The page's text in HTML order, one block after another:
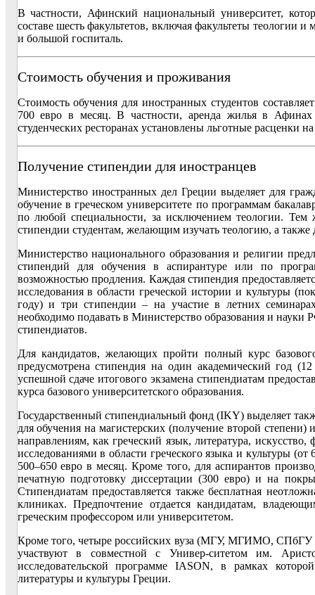
В частности, Афинский национальный университет,
составе шесть факультетов, включая факультеты теологии
и большой госпиталь.
Стоимость обучения и проживания
Стоимость обучения для иностранных студентов
700 евро в месяц. В частности, аренда жилья в
студенческих ресторанах установлены льготные расценки
Получение стипендии для иностранцев
Министерство иностранных дел Греции выделяет для
обучение в греческом университете по программам
по любой специальности, за исключением теологии. Тем
стипендии студентам, желающим изучать теологию, а
Министерство национального образования и религии
стипендий для обучения в аспирантуре или по
возможностью продления. Каждая стипендия
исследования в области греческой истории и культуры
году) и три стипендии – на участие в летних
необходимо подавать в Министерство образования и науки
стипендиатов.
Для кандидатов, желающих пройти полный курс
предусмотрена стипендия на один академический год
успешной сдаче итогового экзамена стипендиатам
курса базового университетского образования.
Государственный стипендиальный фонд (IKY) выделяет
для обучения на магистерских (получение второй
направлениям, как греческий язык, литература,
исследованиями в области греческого языка и культуры
500–650 евро в месяц. Кроме того, для аспирантов
печатную подготовку диссертации (300 евро) и на
Стипендиатам предоставляется также бесплатная
клиниках. Предпочтение отдается кандидатам,
греческим профессором или университетом.
Кроме того, четыре российских вуза (МГУ, МГИМО, СПбГУ
участвуют в совместной с Универ-ситетом им.
исследовательской программе IASON, в рамках
литературы и культуры Греции.